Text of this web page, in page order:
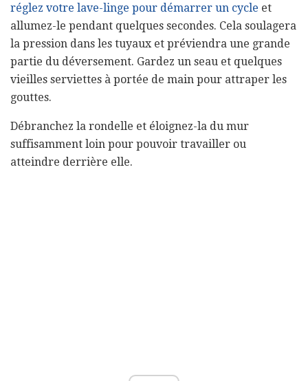
réglez votre lave-linge pour démarrer un cycle et
allumez-le pendant quelques secondes. Cela soulagera
la pression dans les tuyaux et préviendra une grande
partie du déversement. Gardez un seau et quelques
vieilles serviettes à portée de main pour attraper les
gouttes.
Débranchez la rondelle et éloignez-la du mur
suffisamment loin pour pouvoir travailler ou
atteindre derrière elle.